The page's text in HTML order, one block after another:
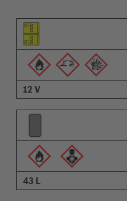
Elem piktogramja
Figyelmeztetések piktogramja
Leírás
12 V
43 L